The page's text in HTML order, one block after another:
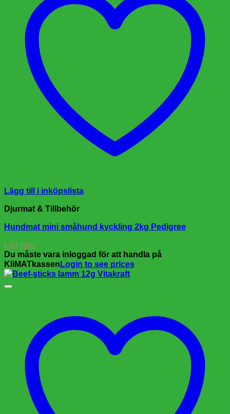
Lägg till i inköpslista
Djurmat & Tillbehör
Hundmat mini småhund kyckling 2kg Pedigree
Läs mer
Du måste vara inloggad för att handla på
KliMATkassen Login to see prices